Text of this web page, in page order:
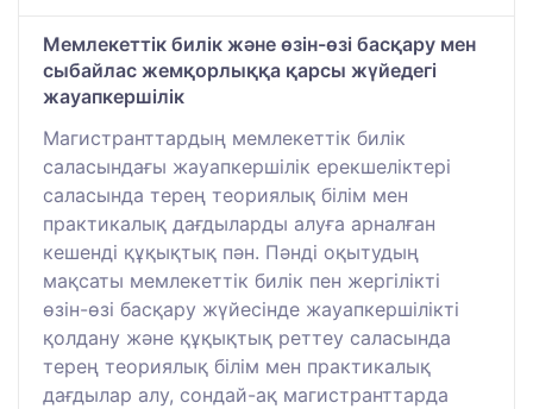
Мемлекеттік билік және өзін-өзі басқару мен
сыбайлас жемқорлыққа қарсы жүйедегі
жауапкершілік
Магистранттардың мемлекеттік билік
саласындағы жауапкершілік ерекшеліктері
саласында терең теориялық білім мен
практикалық дағдыларды алуға арналған
кешенді құқықтық пән. Пәнді оқытудың
мақсаты мемлекеттік билік пен жергілікті
өзін-өзі басқару жүйесінде жауапкершілікті
қолдану және құқықтық реттеу саласында
терең теориялық білім мен практикалық
дағдылар алу, сондай-ақ магистранттарда